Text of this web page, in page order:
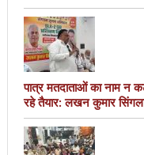
पात्र मतदाताओं का नाम न
रहे तैयार: लखन कुमार